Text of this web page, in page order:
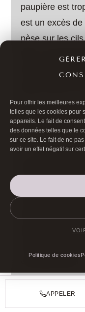
Pour offrir les meilleures
telles que les cookies pour
appareils. Le fait de
des données telles que le
sur ce site. Le fait de ne
avoir un effet négatif sur
Politique de cookies
paupière est
est un excès
pèse sur les
bien. Les deux
temps. Pour
Q : La
des risques ?
R : Comme
oculaire). Le
sous-correction
parfois une
oculoplasticien.
APPELER